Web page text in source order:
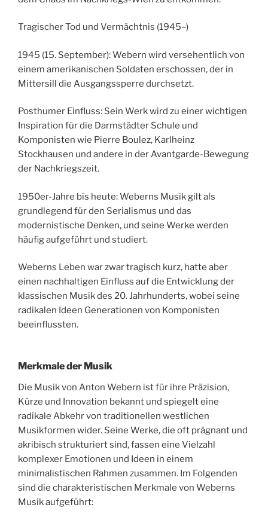
Tragischer Tod und Vermächtnis (1945–)
1945 (15. September): Webern wird versehentlich von
einem amerikanischen Soldaten erschossen, der in
Mittersill die Ausgangssperre durchsetzt.
Posthumer Einfluss: Sein Werk wird zu einer wichtigen
Inspiration für die Darmstädter Schule und
Komponisten wie Pierre Boulez, Karlheinz
Stockhausen und andere in der Avantgarde-Bewegung
der Nachkriegszeit.
1950er-Jahre bis heute: Weberns Musik gilt als
grundlegend für den Serialismus und das
modernistische Denken, und seine Werke werden
häufig aufgeführt und studiert.
Weberns Leben war zwar tragisch kurz, hatte aber
einen nachhaltigen Einfluss auf die Entwicklung der
klassischen Musik des 20. Jahrhunderts, wobei seine
radikalen Ideen Generationen von Komponisten
beeinflussten.
Merkmale der Musik
Die Musik von Anton Webern ist für ihre Präzision,
Kürze und Innovation bekannt und spiegelt eine
radikale Abkehr von traditionellen westlichen
Musikformen wider. Seine Werke, die oft prägnant und
akribisch strukturiert sind, fassen eine Vielzahl
komplexer Emotionen und Ideen in einem
minimalistischen Rahmen zusammen. Im Folgenden
sind die charakteristischen Merkmale von Weberns
Musik aufgeführt: